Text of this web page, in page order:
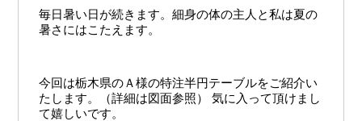
毎日暑い日が続きます。細身の体の主人と私は夏の
暑さにはこたえます。
今回は栃木県のＡ様の特注半円テーブルをご紹介い
たします。（詳細は図面参照） 気に入って頂けまし
て嬉しいです。